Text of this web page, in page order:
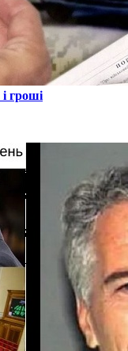
гроші